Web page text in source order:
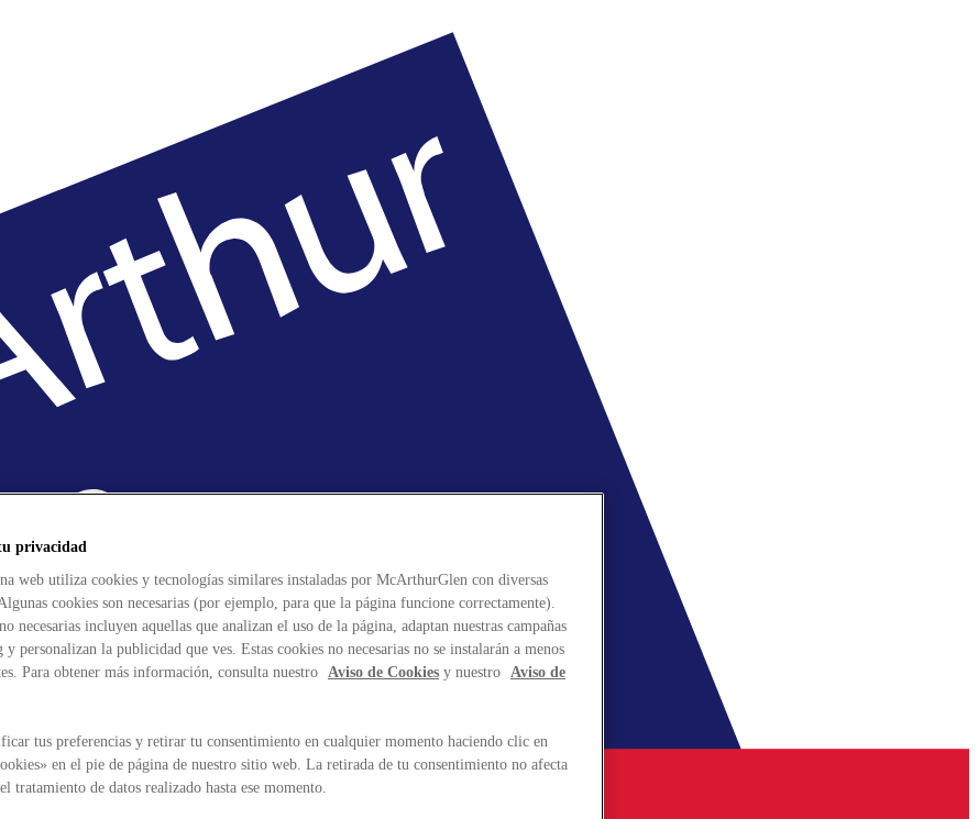
privacidad
web utiliza cookies y tecnologías similares instaladas por McArthurGlen con diversas
cookies son necesarias (por ejemplo, para que la página funcione correctamente).
necesarias incluyen aquellas que analizan el uso de la página, adaptan nuestras campañas
y personalizan la publicidad que ves. Estas cookies no necesarias no se instalarán a menos
Para obtener más información, consulta nuestro Aviso de Cookies y nuestro Aviso de
tus preferencias y retirar tu consentimiento en cualquier momento haciendo clic en
en el pie de página de nuestro sitio web. La retirada de tu consentimiento no afecta
tratamiento de datos realizado hasta ese momento.